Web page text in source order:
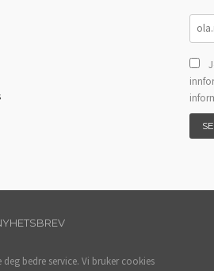
bedre service. Vi bruker cookies